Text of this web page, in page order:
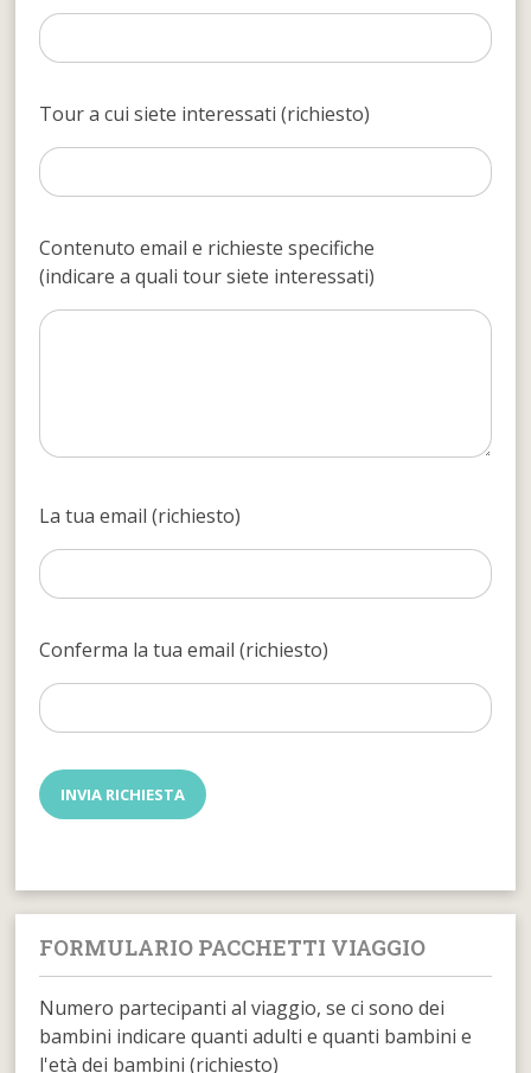
Tour a cui siete interessati (richiesto)
Contenuto email e richieste specifiche
(indicare a quali tour siete interessati)
La tua email (richiesto)
Conferma la tua email (richiesto)
FORMULARIO PACCHETTI VIAGGIO
Numero partecipanti al viaggio, se ci sono dei
bambini indicare quanti adulti e quanti bambini e
l'età dei bambini (richiesto)